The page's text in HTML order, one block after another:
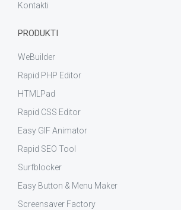
Kontakti
PRODUKTI
WeBuilder
Rapid PHP Editor
HTMLPad
Rapid CSS Editor
Easy GIF Animator
Rapid SEO Tool
Surfblocker
Easy Button & Menu Maker
Screensaver Factory